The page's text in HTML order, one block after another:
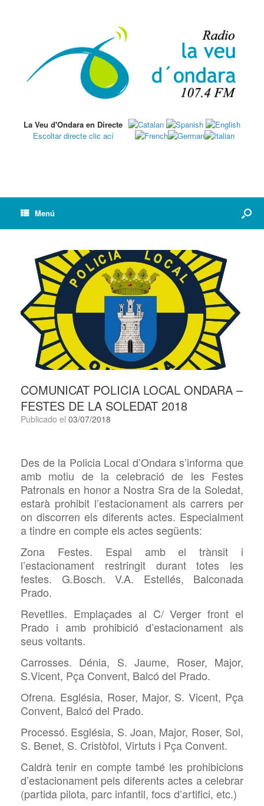
La Veu d'Ondara en Directe
Escoltar directe clic ací
Menú
COMUNICAT POLICIA LOCAL ONDARA –
FESTES DE LA SOLEDAT 2018
Publicado el 03/07/2018
Des de la Policia Local d’Ondara s’informa que
amb motiu de la celebració de les Festes
Patronals en honor a Nostra Sra de la Soledat,
estarà prohibit l’estacionament als carrers per
on discorren els diferents actes. Especialment
a tindre en compte els actes següents:
Zona Festes. Espai amb el trànsit i
l’estacionament restringit durant totes les
festes. G.Bosch. V.A. Estellés, Balconada
Prado.
Revetlles. Emplaçades al C/ Verger front el
Prado i amb prohibició d’estacionament als
seus voltants.
Carrosses. Dénia, S. Jaume, Roser, Major,
S.Vicent, Pça Convent, Balcó del Prado.
Ofrena. Església, Roser, Major, S. Vicent, Pça
Convent, Balcó del Prado.
Processó. Església, S. Joan, Major, Roser, Sol,
S. Benet, S. Cristòfol, Virtuts i Pça Convent.
Caldrà tenir en compte també les prohibicions
d’estacionament pels diferents actes a celebrar
(partida pilota, parc infantil, focs d’artifici, etc.)